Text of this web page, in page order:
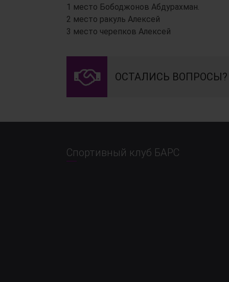
1 место Бободжонов Абдурахман.
2 место ракуль Алексей
3 место черепков Алексей
ОСТАЛИСЬ ВОПРОСЫ?
Спортивный клуб БАРС